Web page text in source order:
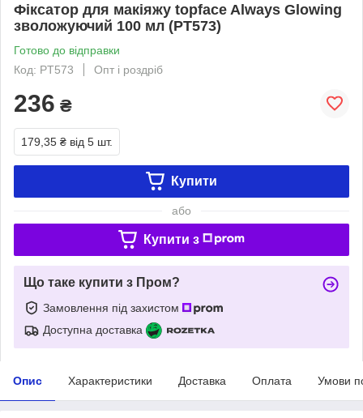
Фіксатор для макіяжу topface Always Glowing
зволожуючий 100 мл (PT573)
Готово до відправки
Код: PT573
Опт і роздріб
236 ₴
179,35 ₴ від 5 шт.
Купити
або
Купити з
Що таке купити з Пром?
Замовлення під захистом
Доступна доставка
Опис Характеристики Доставка Оплата Умови